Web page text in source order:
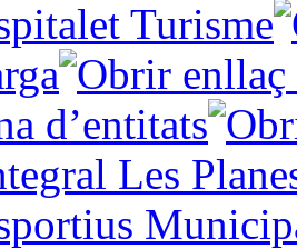
Turisme
d’entitats
Les